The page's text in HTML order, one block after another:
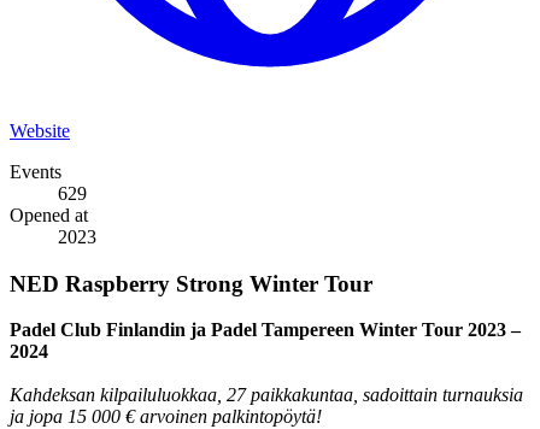
Website
Events
629
Opened at
2023
NED Raspberry Strong Winter Tour
Padel Club Finlandin ja Padel Tampereen Winter Tour 2023 –
2024
Kahdeksan kilpailuluokkaa, 27 paikkakuntaa, sadoittain turnauksia
ja jopa 15 000 € arvoinen palkintopöytä!